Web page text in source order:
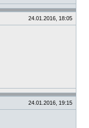
24.01.2016, 18:05
24.01.2016, 19:15